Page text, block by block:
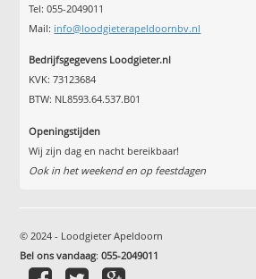
Tel: 055-2049011
Mail: info@loodgieterapeldoornbv.nl
Bedrijfsgegevens Loodgieter.nl
KVK: 73123684
BTW: NL8593.64.537.B01
Openingstijden
Wij zijn dag en nacht bereikbaar!
Ook in het weekend en op feestdagen
© 2024 - Loodgieter Apeldoorn
Bel ons vandaag:055-2049011